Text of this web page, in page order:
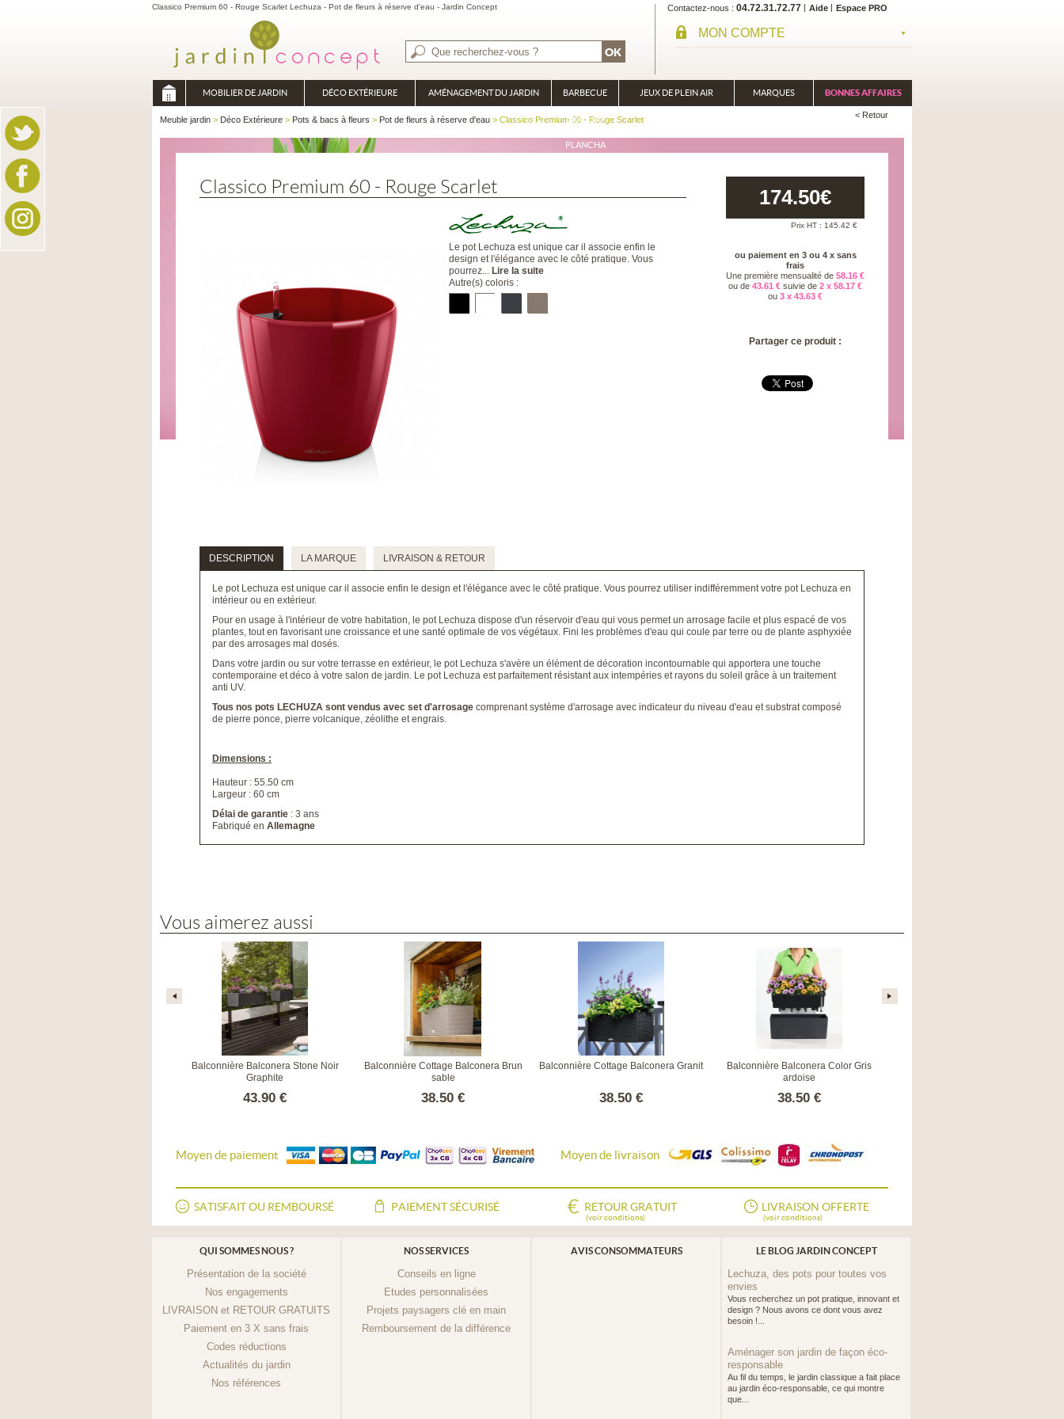
Classico Premium 60 - Rouge Scarlet Lechuza - Pot de fleurs à réserve d'eau - Jardin Concept Contactez-nous 04.72.31.72.77 Aide Espace PRO
MON COMPTE
MOBILIER DE JARDIN DÉCO EXTÉRIEURE AMÉNAGEMENT DU JARDIN BARBECUE
BRASÉRO
PLANCHA
JEUX DE PLEIN AIR MARQUES BONNES AFFAIRES
Meuble jardin > Déco Extérieure > Pots & bacs à fleurs > Pot de fleurs à réserve d'eau > Classico Premium 60 - Rouge Scarlet < Retour
Classico Premium 60 - Rouge Scarlet
Le pot Lechuza est unique car il associe enfin le
design et l'élégance avec le côté pratique. Vous
pourrez... Lire la suite
Autre(s) coloris :
174.50€
Prix HT : 145.42 €
ou paiement en 3 ou 4 x sans
frais
Une première mensualité de 58.16 €
ou de 43.61 € suivie de 2 x 58.17 €
ou 3 x 43.63 €
Partager ce produit :
DESCRIPTION LA MARQUE LIVRAISON & RETOUR
Le pot Lechuza est unique car il associe enfin le design et l'élégance avec le côté pratique. Vous pourrez utiliser indifféremment votre pot Lechuza en
intérieur ou en extérieur.
Pour en usage à l'intérieur de votre habitation, le pot Lechuza dispose d'un réservoir d'eau qui vous permet un arrosage facile et plus espacé de vos
plantes, tout en favorisant une croissance et une santé optimale de vos végétaux. Fini les problèmes d'eau qui coule par terre ou de plante asphyxiée
par des arrosages mal dosés.
Dans votre jardin ou sur votre terrasse en extérieur, le pot Lechuza s'avère un élément de décoration incontournable qui apportera une touche
contemporaine et déco à votre salon de jardin. Le pot Lechuza est parfaitement résistant aux intempéries et rayons du soleil grâce à un traitement
anti UV.
Tous nos pots LECHUZA sont vendus avec set d'arrosage comprenant système d'arrosage avec indicateur du niveau d'eau et substrat composé
de pierre ponce, pierre volcanique, zéolithe et engrais.
Dimensions :
Hauteur : 55.50 cm
Largeur : 60 cm
Délai de garantie : 3 ans
Fabriqué en Allemagne
Vous aimerez aussi
Balconnière Balconera Stone Noir
Graphite
43.90 €
Balconnière Cottage Balconera Brun
sable
38.50 €
Balconnière Cottage Balconera Granit
38.50 €
Balconnière Balconera Color Gris
ardoise
38.50 €
Moyen de paiement Moyen de livraison
SATISFAIT OU REMBOURSÉ PAIEMENT SÉCURISÉ RETOUR GRATUIT
(voir conditions)
LIVRAISON OFFERTE
(voir conditions)
QUI SOMMES NOUS ?
Présentation de la société
Nos engagements
LIVRAISON et RETOUR GRATUITS
Paiement en 3 X sans frais
Codes réductions
Actualités du jardin
Nos références
NOS SERVICES
Conseils en ligne
Etudes personnalisées
Projets paysagers clé en main
Remboursement de la différence
AVIS CONSOMMATEURS LE BLOG JARDIN CONCEPT
Lechuza, des pots pour toutes vos
envies
Vous recherchez un pot pratique, innovant et
design ? Nous avons ce dont vous avez
besoin !...
Aménager son jardin de façon éco-
responsable
Au fil du temps, le jardin classique a fait place
au jardin éco-responsable, ce qui montre
que...